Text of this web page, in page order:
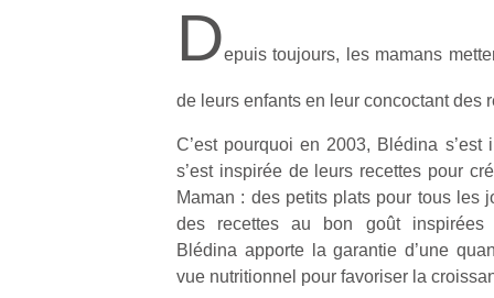
Depuis toujours, les mamans
de leurs enfants en leur concoctant des
C’est pourquoi en 2003, Blédina
s’est inspirée de leurs recettes pour
Maman : des petits plats pour tous les
des recettes au bon goût inspirées
Blédina apporte la garantie d’une
vue nutritionnel pour favoriser la